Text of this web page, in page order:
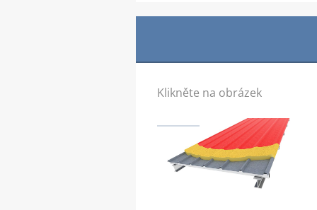
Klikněte na obrázek